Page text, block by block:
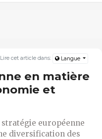
Lire cet article dans: Langue
en matière
et
européenne
diversification des